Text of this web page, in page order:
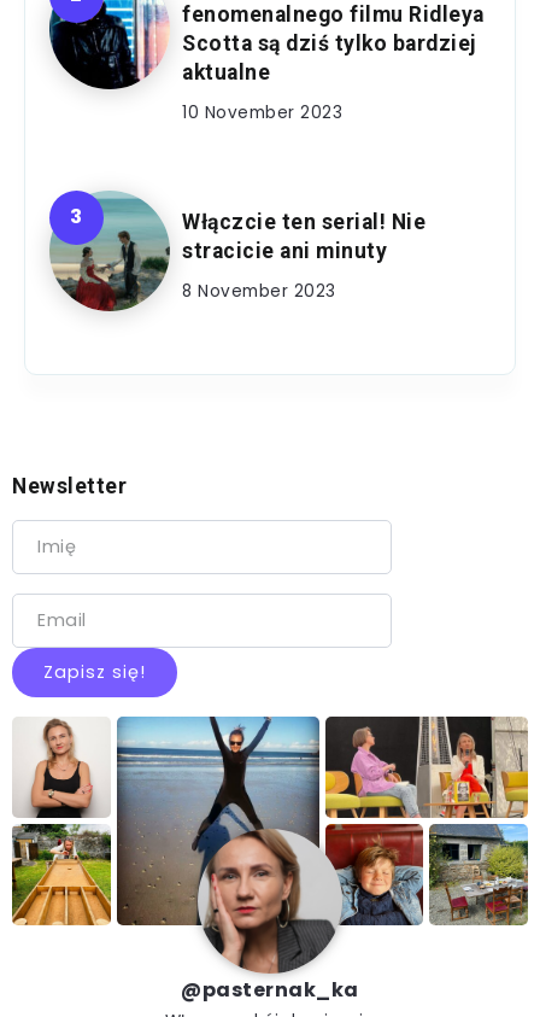
fenomenalnego filmu Ridleya
Scotta są dziś tylko bardziej
aktualne
10 November 2023
Włączcie ten serial! Nie
stracicie ani minuty
8 November 2023
Newsletter
@pasternak_ka